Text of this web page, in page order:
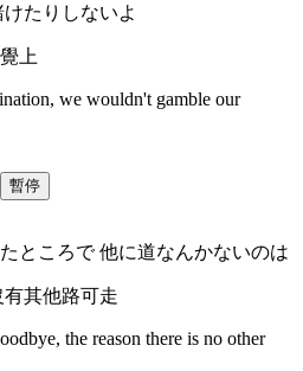
たりしないよ
上
we wouldn't gamble our
暫停
ところで 他に道なんかないのは
其他路可走
the reason there is no other